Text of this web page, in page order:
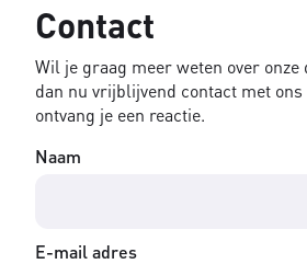
Contact
Wil je graag meer weten over onze
dan nu vrijblijvend contact met
ontvang je een reactie.
Naam
E-mail adres